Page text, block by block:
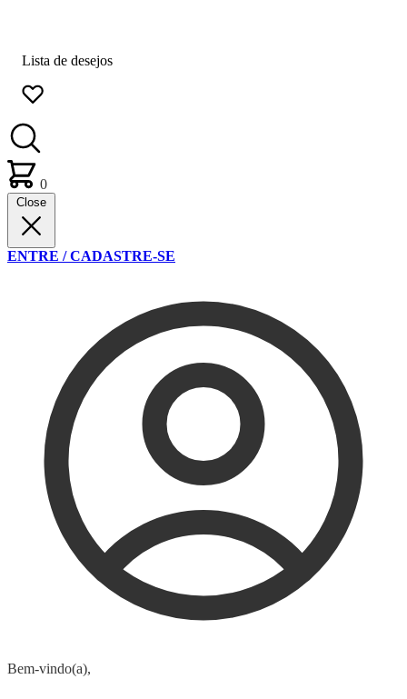
Lista de desejos
0
Close
ENTRE / CADASTRE-SE
Bem-vindo(a),